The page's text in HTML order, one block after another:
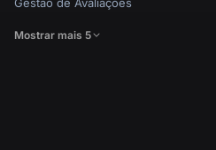
Gestão de Avaliações
Mostrar mais 5